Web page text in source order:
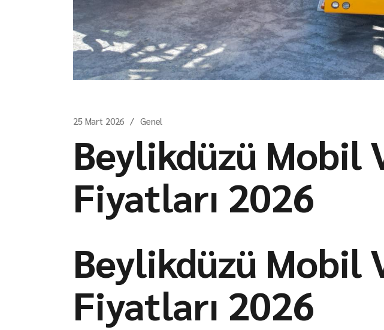
25 Mart 2026 Genel
Beylikdüzü Mobil
Fiyatları 2026
Beylikdüzü Mobil
Fiyatları 2026